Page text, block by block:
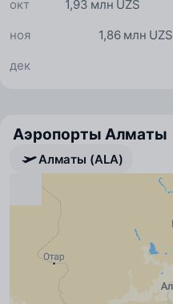
1,93 млн UZS
окт
1,86 млн UZS
ноя
дек
Аэропорты Алматы
Алматы (ALA)